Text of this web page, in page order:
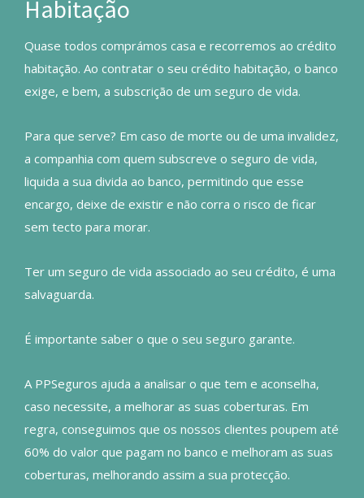
Habitação
Quase todos comprámos casa e recorremos ao crédito
habitação. Ao contratar o seu crédito habitação, o banco
exige, e bem, a subscrição de um seguro de vida.
Para que serve? Em caso de morte ou de uma invalidez,
a companhia com quem subscreve o seguro de vida,
liquida a sua divida ao banco, permitindo que esse
encargo, deixe de existir e não corra o risco de ficar
sem tecto para morar.
Ter um seguro de vida associado ao seu crédito, é uma
salvaguarda.
É importante saber o que o seu seguro garante.
A PPSeguros ajuda a analisar o que tem e aconselha,
caso necessite, a melhorar as suas coberturas. Em
regra, conseguimos que os nossos clientes poupem até
60% do valor que pagam no banco e melhoram as suas
coberturas, melhorando assim a sua protecção.